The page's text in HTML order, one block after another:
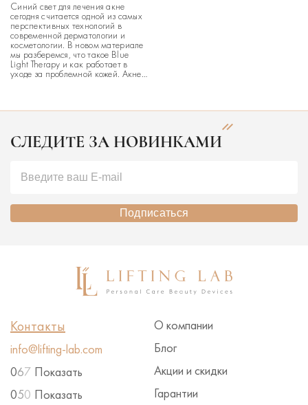
Синий свет для лечения акне
сегодня считается одной из самых
перспективных технологий в
современной дерматологии и
косметологии. В новом материале
мы разберемся, что такое Blue
Light Therapy и как работает в
уходе за проблемной кожей. Акне
подростковом возрасте. По
СЛЕДИТЕ ЗА НОВИНКАМИ
Подписаться
О компании
Блог
Акции и скидки
Гарантии
Контакты
info@lifting-lab.com
067 Показать
050 Показать